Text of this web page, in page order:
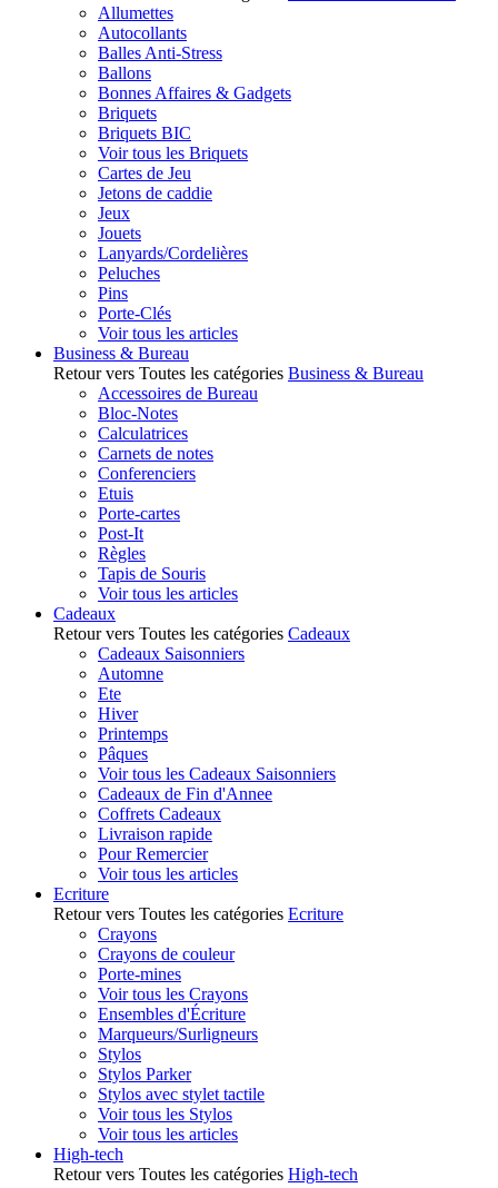
Allumettes
Autocollants
Balles Anti-Stress
Ballons
Bonnes Affaires & Gadgets
Briquets
Briquets BIC
Voir tous les Briquets
Cartes de Jeu
Jetons de caddie
Jeux
Jouets
Lanyards/Cordelières
Peluches
Pins
Porte-Clés
Voir tous les articles
Business & Bureau
Retour vers Toutes les catégories Business & Bureau
Accessoires de Bureau
Bloc-Notes
Calculatrices
Carnets de notes
Conferenciers
Etuis
Porte-cartes
Post-It
Règles
Tapis de Souris
Voir tous les articles
Cadeaux
Retour vers Toutes les catégories Cadeaux
Cadeaux Saisonniers
Automne
Ete
Hiver
Printemps
Pâques
Voir tous les Cadeaux Saisonniers
Cadeaux de Fin d'Annee
Coffrets Cadeaux
Livraison rapide
Pour Remercier
Voir tous les articles
Ecriture
Retour vers Toutes les catégories Ecriture
Crayons
Crayons de couleur
Porte-mines
Voir tous les Crayons
Ensembles d'Écriture
Marqueurs/Surligneurs
Stylos
Stylos Parker
Stylos avec stylet tactile
Voir tous les Stylos
Voir tous les articles
High-tech
Retour vers Toutes les catégories High-tech